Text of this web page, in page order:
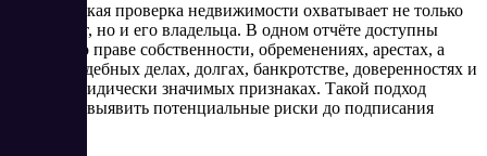
Юридическая проверка недвижимости охватывает не только
сам объект, но и его владельца. В одном отчёте доступны
сведения о праве собственности, обременениях, арестах, а
также о судебных делах, долгах, банкротстве, доверенностях и
других юридически значимых признаках. Такой подход
позволяет выявить потенциальные риски до подписания